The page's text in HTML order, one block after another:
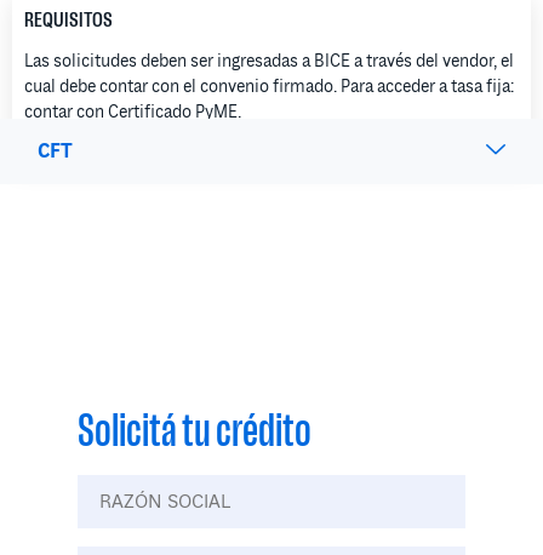
REQUISITOS
Las solicitudes deben ser ingresadas a BICE a través del vendor, el
cual debe contar con el convenio firmado.​ Para acceder a tasa fija:
contar con Certificado PyME.
CFT
Solicitá tu crédito